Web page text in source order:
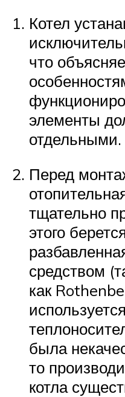
Котел
что
элементы
отдельными.
Перед
тщательно
этого
средством
как
была
то
котла